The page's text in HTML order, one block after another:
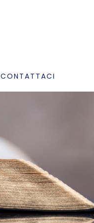
CONTATTACI